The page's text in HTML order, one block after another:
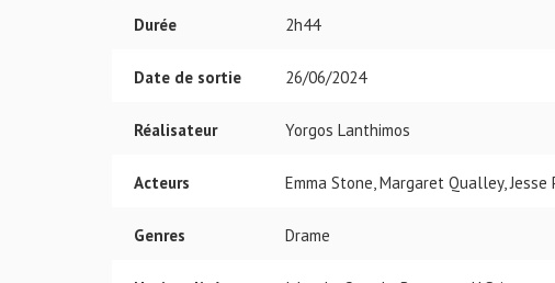
Durée 2h44
Date de sortie 26/06/2024
Réalisateur Yorgos Lanthimos
Acteurs Emma Stone, Margaret Qualley, Jesse
Genres Drame